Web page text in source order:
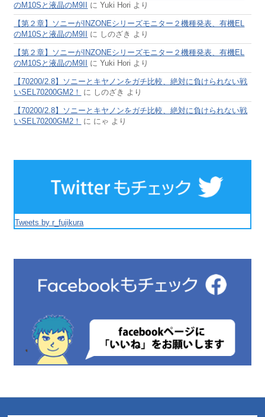
のM10Sと液晶のM9II
にYuki Hori より
【第２章】ソニーがINZONEシリーズモニター２機種発表、有機EL
のM10Sと液晶のM9II
に しのざき より
【第２章】ソニーがINZONEシリーズモニター２機種発表、有機EL
のM10Sと液晶のM9II
にYuki Hori より
【70200/2.8】ソニーとキヤノンをガチ比較、絶対に負けられない戦
いSEL70200GM2！
に しのざき より
【70200/2.8】ソニーとキヤノンをガチ比較、絶対に負けられない戦
いSEL70200GM2！
に にゃ より
Tweets by r_fujikura